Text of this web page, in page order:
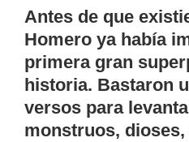
Antes de que
Homero ya había
primera gran
historia. Bastaron
versos para
monstruos,